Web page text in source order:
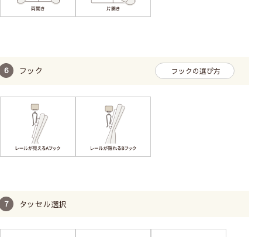
フック フックの選び方
タッセル選択